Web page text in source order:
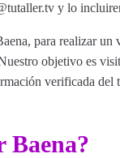
y lo
para realizar
objetivo es
verificada del
Baena?